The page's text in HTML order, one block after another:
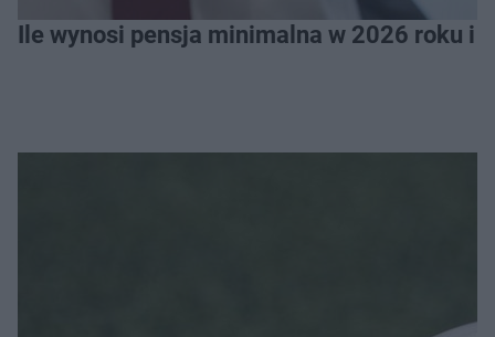
Ile wynosi pensja minimalna w 2026 roku i